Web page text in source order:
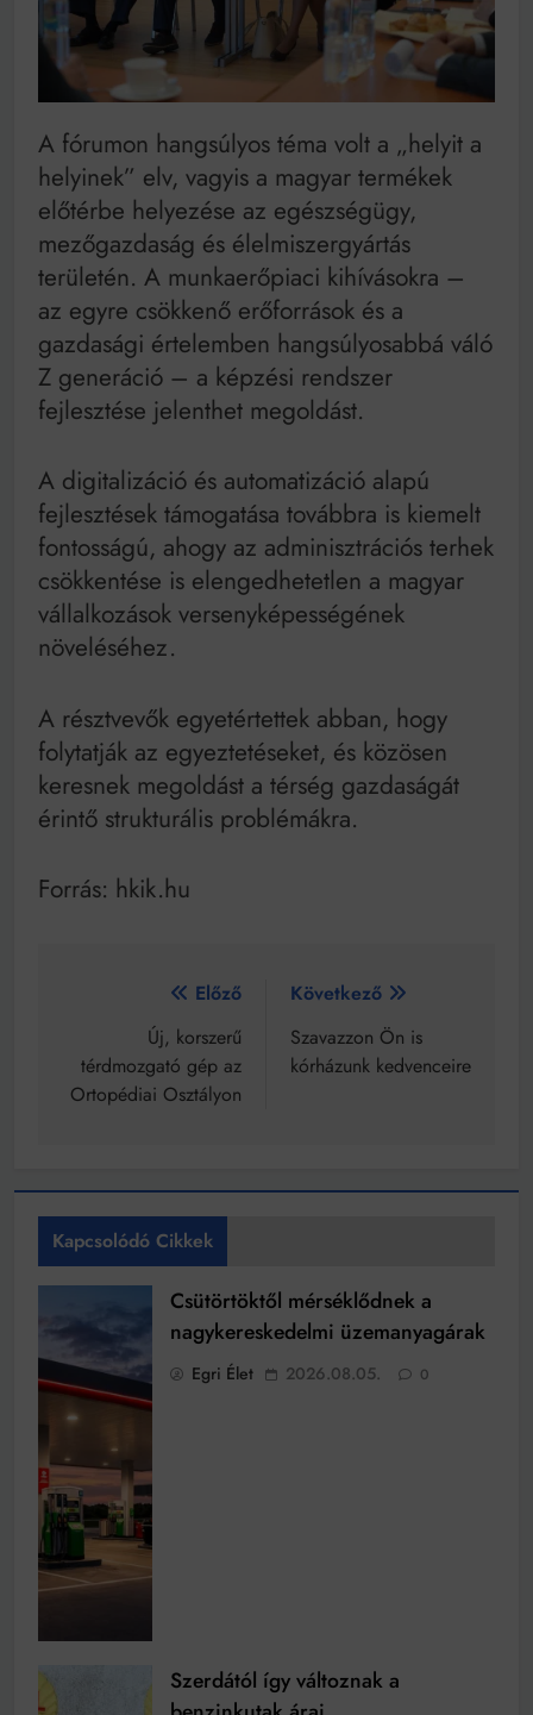
A fórumon hangsúlyos téma volt a „helyit a
helyinek” elv, vagyis a magyar termékek
előtérbe helyezése az egészségügy,
mezőgazdaság és élelmiszergyártás
területén. A munkaerőpiaci kihívásokra –
az egyre csökkenő erőforrások és a
gazdasági értelemben hangsúlyosabbá váló
Z generáció – a képzési rendszer
fejlesztése jelenthet megoldást.
A digitalizáció és automatizáció alapú
fejlesztések támogatása továbbra is kiemelt
fontosságú, ahogy az adminisztrációs terhek
csökkentése is elengedhetetlen a magyar
vállalkozások versenyképességének
növeléséhez.
A résztvevők egyetértettek abban, hogy
folytatják az egyeztetéseket, és közösen
keresnek megoldást a térség gazdaságát
érintő strukturális problémákra.
Forrás: hkik.hu
Bejegyzés
navigáció
Előző
Új, korszerű
térdmozgató gép az
Ortopédiai Osztályon
Következő
Szavazzon Ön is
kórházunk kedvenceire
Kapcsolódó Cikkek
Csütörtöktől mérséklődnek a
nagykereskedelmi üzemanyagárak
Egri Élet 2026.08.05. 0
Szerdától így változnak a